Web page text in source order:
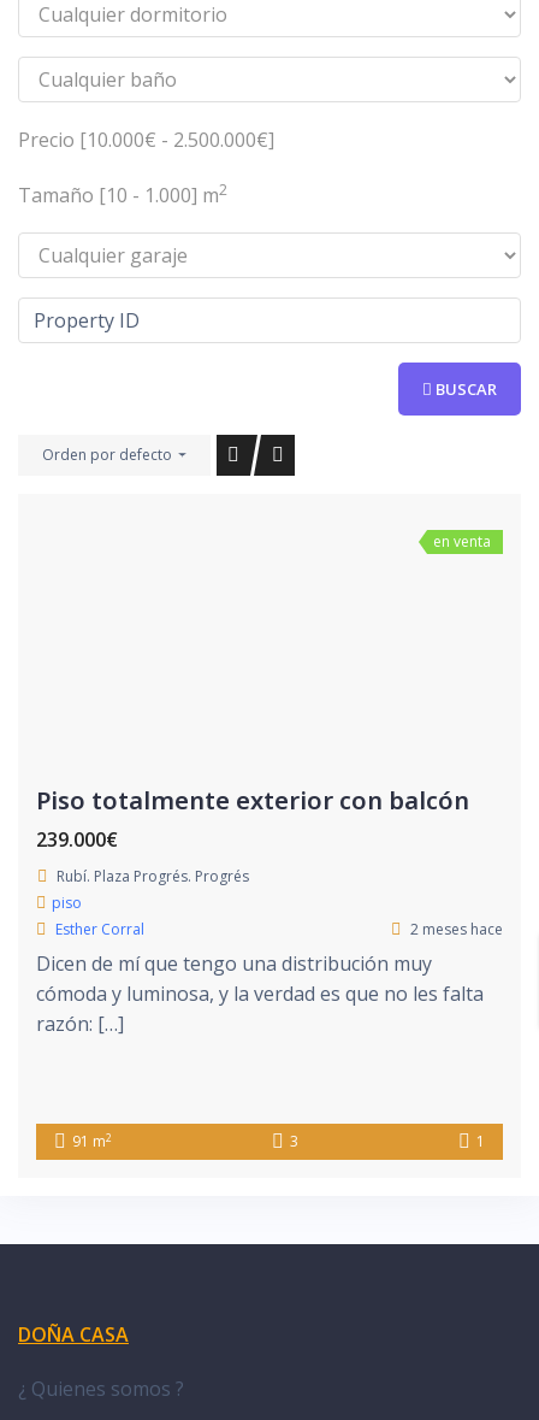
Precio [10.000€ - 2.500.000€]
Tamaño [10 - 1.000] m2
BUSCAR
Orden por defecto
en venta
Piso totalmente exterior con balcón
239.000€
Rubí. Plaza Progrés. Progrés
piso
Esther Corral
2 meses hace
Dicen de mí que tengo una distribución muy
cómoda y luminosa, y la verdad es que no les falta
razón: […]
91 m2 3 1
DOÑA CASA
¿ Quienes somos ?